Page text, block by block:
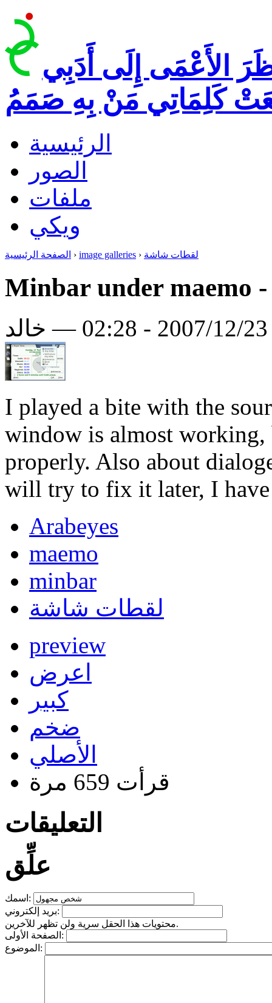
الأَعْمَى إِلَى أَدَبِي
كَلِمَاتِي مَنْ بِهِ صَمَمُ
الرئيسية
الصور
ملفات
ويكي
الصفحة الرئيسية › image galleries › لقطات شاشة
Minbar under maemo -
I played a bite with the
window is almost working,
properly. Also about
will try to fix it later, I have
Arabeyes
maemo
minbar
لقطات شاشة
preview
اعرض
كبير
ضخم
الأصلي
قرأت 659 مرة
التعليقات
علِّق
اسمك:
بريد إلكتروني:
محتويات هذا الحقل سرية ولن تظهر للآخرين.
الصفحة الأولى:
الموضوع: